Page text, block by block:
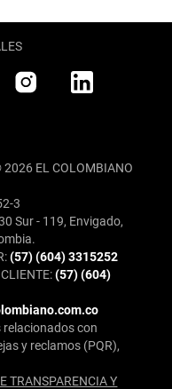
2026 EL COLOMBIANO
3
Sur - 119, Envigado,
(57) (604) 3315252
(57) (604)
con
y reclamos (PQR),
TRANSPARENCIA Y